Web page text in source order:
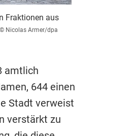
Fraktionen aus
© Nicolas Armer/dpa
amtlich
644 einen
Stadt verweist
verstärkt zu